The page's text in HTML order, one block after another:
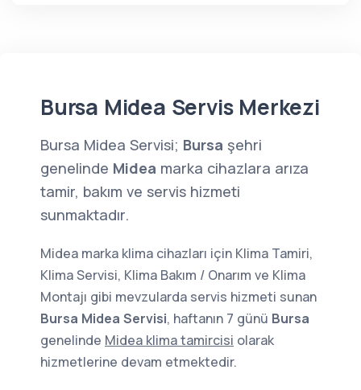
Bursa Midea Servis Merkezi
Bursa Midea Servisi; Bursa şehri
genelinde Midea marka cihazlara arıza
tamir, bakım ve servis hizmeti
sunmaktadır.
Midea marka klima cihazları için Klima Tamiri,
Klima Servisi, Klima Bakım / Onarım ve Klima
Montajı gibi mevzularda servis hizmeti sunan
Bursa Midea Servisi, haftanın 7 günü Bursa
genelinde Midea klima tamircisi olarak
hizmetlerine devam etmektedir.